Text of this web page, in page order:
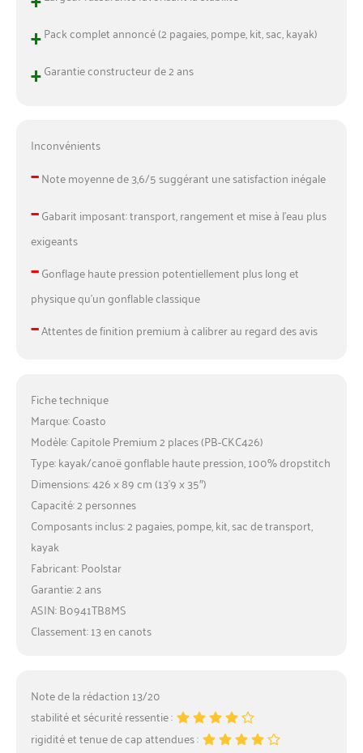
+Pack complet annoncé (2 pagaies, pompe, kit, sac, kayak)
+Garantie constructeur de 2 ans
Inconvénients
–Note moyenne de 3,6/5 suggérant une satisfaction inégale
–Gabarit imposant: transport, rangement et mise à l’eau plus
exigeants
–Gonflage haute pression potentiellement plus long et
physique qu’un gonflable classique
–Attentes de finition premium à calibrer au regard des avis
Fiche technique
Marque: Coasto
Modèle: Capitole Premium 2 places (PB-CKC426)
Type: kayak/canoë gonflable haute pression, 100% dropstitch
Dimensions: 426 x 89 cm (13’9 x 35″)
Capacité: 2 personnes
Composants inclus: 2 pagaies, pompe, kit, sac de transport,
kayak
Fabricant: Poolstar
Garantie: 2 ans
ASIN: B0941TB8MS
Classement: 13 en canots
Note de la rédaction 13/20
stabilité et sécurité ressentie :
rigidité et tenue de cap attendues :